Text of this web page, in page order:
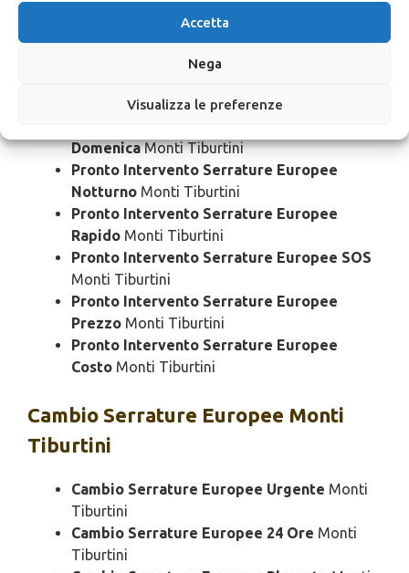
Accetta
Nega
Visualizza le preferenze
Monti Tiburtini
Monti Tiburtini
EconomicoMonti Tiburtini
DomenicaMonti Tiburtini
Pronto Intervento Serrature Europee
Notturno Monti Tiburtini
Pronto Intervento Serrature Europee
Rapido Monti Tiburtini
Pronto Intervento Serrature Europee SOS
Monti Tiburtini
Pronto Intervento Serrature Europee
Prezzo Monti Tiburtini
Pronto Intervento Serrature Europee
Costo Monti Tiburtini
Cambio Serrature Europee Monti
Tiburtini
Cambio Serrature Europee Urgente Monti
Tiburtini
Cambio Serrature Europee 24 Ore Monti
Tiburtini